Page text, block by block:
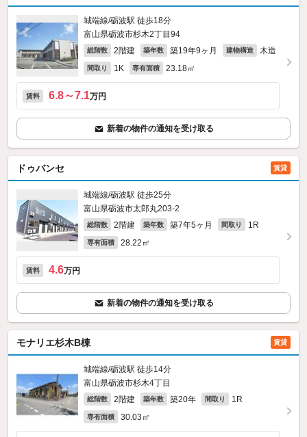
城端線/砺波駅 徒歩18分
富山県砺波市杉木2丁目94
総階数 2階建 築年数 築19年9ヶ月 建物構造 木造
間取り 1K 専有面積 23.18㎡
賃料 6.8～7.1万円
新着の物件の通知を受け取る
ドゥバンセ 賃貸
城端線/砺波駅 徒歩25分
富山県砺波市太郎丸203‐2
総階数 2階建 築年数 築7年5ヶ月 間取り 1R
専有面積 28.22㎡
賃料 4.6万円
新着の物件の通知を受け取る
モナリエ杉木B棟 賃貸
城端線/砺波駅 徒歩14分
富山県砺波市杉木4丁目
総階数 2階建 築年数 築20年 間取り 1R
専有面積 30.03㎡